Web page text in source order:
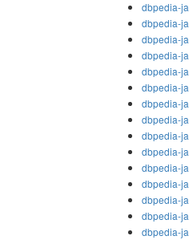
dbpedia-ja
dbpedia-ja
dbpedia-ja
dbpedia-ja
dbpedia-ja
dbpedia-ja
dbpedia-ja
dbpedia-ja
dbpedia-ja
dbpedia-ja
dbpedia-ja
dbpedia-ja
dbpedia-ja
dbpedia-ja
dbpedia-ja